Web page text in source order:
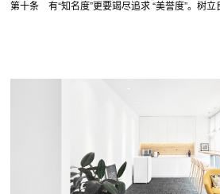
第十条 有“知名度”更要竭尽追求 “美誉度”。树立